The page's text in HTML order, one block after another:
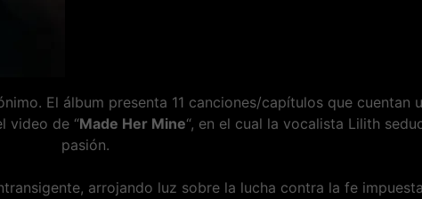
El álbum presenta 11 canciones/capítulos que cuentan
video de “Made Her Mine“, en el cual la vocalista Lilith
pasión.
arrojando luz sobre la lucha contra la fe